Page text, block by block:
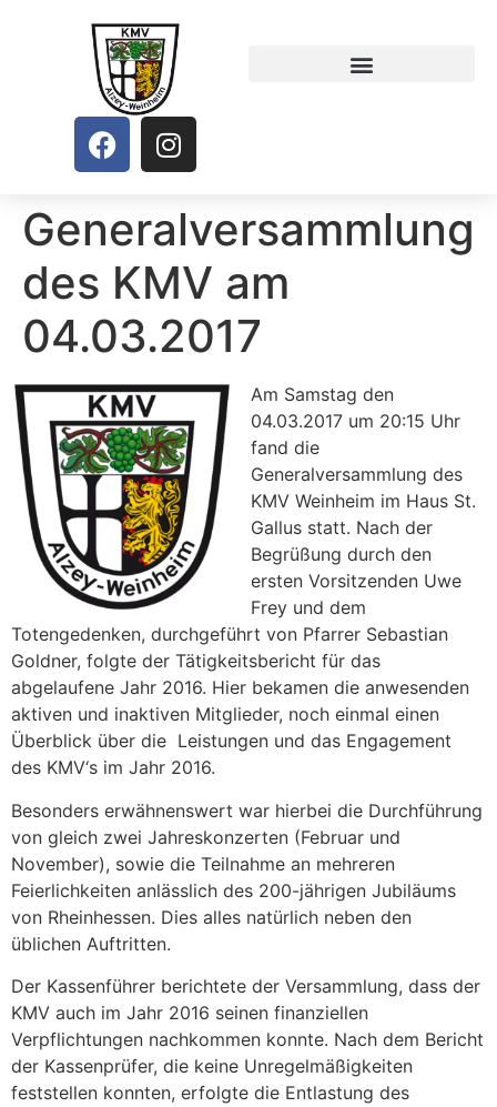
Generalversammlung
des KMV am
04.03.2017
Am Samstag den
04.03.2017 um 20:15 Uhr
fand die
Generalversammlung des
KMV Weinheim im Haus St.
Gallus statt. Nach der
Begrüßung durch den
ersten Vorsitzenden Uwe
Frey und dem
Totengedenken, durchgeführt von Pfarrer Sebastian
Goldner, folgte der Tätigkeitsbericht für das
abgelaufene Jahr 2016. Hier bekamen die anwesenden
aktiven und inaktiven Mitglieder, noch einmal einen
Überblick über die Leistungen und das Engagement
des KMV‘s im Jahr 2016.
Besonders erwähnenswert war hierbei die Durchführung
von gleich zwei Jahreskonzerten (Februar und
November), sowie die Teilnahme an mehreren
Feierlichkeiten anlässlich des 200-jährigen Jubiläums
von Rheinhessen. Dies alles natürlich neben den
üblichen Auftritten.
Der Kassenführer berichtete der Versammlung, dass der
KMV auch im Jahr 2016 seinen finanziellen
Verpflichtungen nachkommen konnte. Nach dem Bericht
der Kassenprüfer, die keine Unregelmäßigkeiten
feststellen konnten, erfolgte die Entlastung des